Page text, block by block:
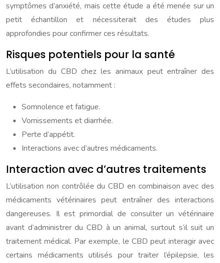
symptômes d’anxiété, mais cette étude a été menée sur un
petit échantillon et nécessiterait des études plus
approfondies pour confirmer ces résultats.
Risques potentiels pour la santé
L’utilisation du CBD chez les animaux peut entraîner des
effets secondaires, notamment :
Somnolence et fatigue.
Vomissements et diarrhée.
Perte d’appétit.
Interactions avec d’autres médicaments.
Interaction avec d’autres traitements
L’utilisation non contrôlée du CBD en combinaison avec des
médicaments vétérinaires peut entraîner des interactions
dangereuses. Il est primordial de consulter un vétérinaire
avant d’administrer du CBD à un animal, surtout s’il suit un
traitement médical. Par exemple, le CBD peut interagir avec
certains médicaments utilisés pour traiter l’épilepsie, les